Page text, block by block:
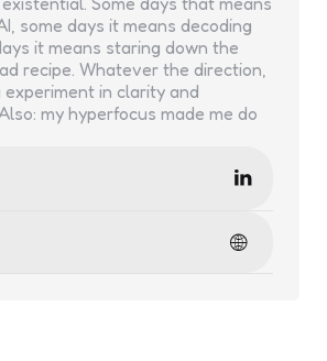
some days it means decoding
it means staring down the
recipe. Whatever the direction,
experiment in clarity and
my hyperfocus made me do